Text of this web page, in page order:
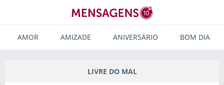
AMOR AMIZADE ANIVERSÁRIO BOM DIA
LIVRE DO MAL